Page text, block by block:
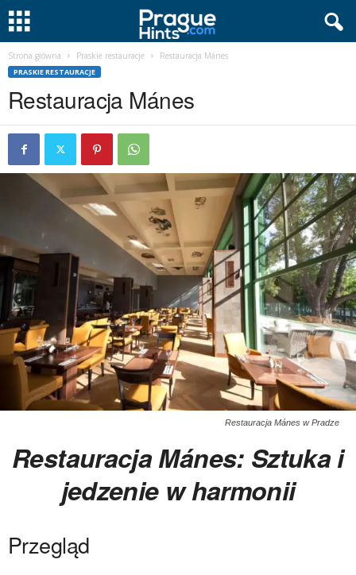
Strona główna Praskie restauracje Restauracja Mánes
PRASKIE RESTAURACJE
Restauracja Mánes
Restauracja Mánes w Pradze
Restauracja Mánes: Sztuka i
jedzenie w harmonii
Przegląd